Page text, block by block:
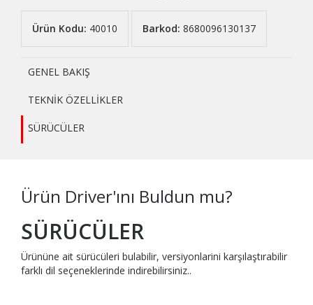
Ürün Kodu: 40010 Barkod: 8680096130137
GENEL BAKIŞ
TEKNİK ÖZELLİKLER
SÜRÜCÜLER
Ürün Driver'ını Buldun mu?
SÜRÜCÜLER
Ürününe ait sürücüleri bulabilir, versiyonlarini karşılaştırabilir
farklı dil seçeneklerinde indirebilirsiniz..